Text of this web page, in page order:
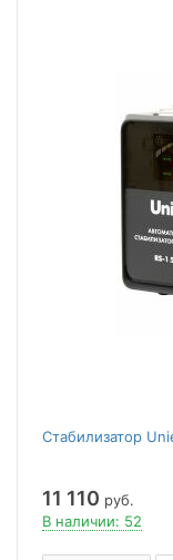
Стабилизатор
11 110 руб.
В наличии: 52